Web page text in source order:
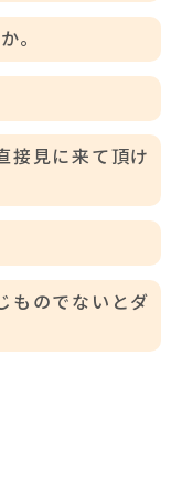
方6時ごろまで作
組合様よりのご
ます。
。
きません。
場合もございま
すので、ご不在
さった方もいら
んでした。ただ
いたします。
水道」と「電
接見に来て頂け
ご安心ください
は10年が大まか
年経過したから
ことではありま
ものでないとダ